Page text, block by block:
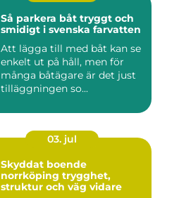
Så parkera båt tryggt och
smidigt i svenska farvatten
Att lägga till med båt kan se
enkelt ut på håll, men för
många båtägare är det just
tilläggningen so...
03. jul
Skyddat boende
norrköping trygghet,
struktur och väg vidare